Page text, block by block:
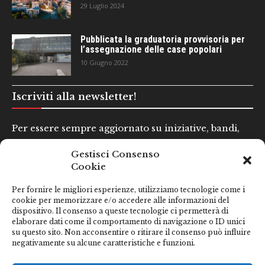
Gestisci Consenso
Cookie
Per fornire le migliori esperienze, utilizziamo tecnologie come i
cookie per memorizzare e/o accedere alle informazioni del
dispositivo. Il consenso a queste tecnologie ci permetterà di
elaborare dati come il comportamento di navigazione o ID unici
su questo sito. Non acconsentire o ritirare il consenso può influire
negativamente su alcune caratteristiche e funzioni.
29 Luglio 2024
Pubblicata la graduatoria provvisoria per
l’assegnazione delle case popolari
10 Giugno 2022
Iscriviti alla newsletter!
Per essere sempre aggiornato su iniziative, bandi,
Email*